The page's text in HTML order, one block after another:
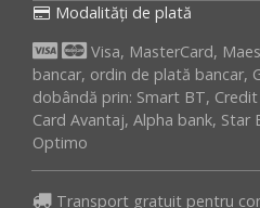
Modalități de plată
Visa, MasterCard,
bancar, ordin de plată bancar,
dobândă prin: Smart BT,
Card Avantaj, Alpha bank, Star
Optimo
Transport gratuit pentru